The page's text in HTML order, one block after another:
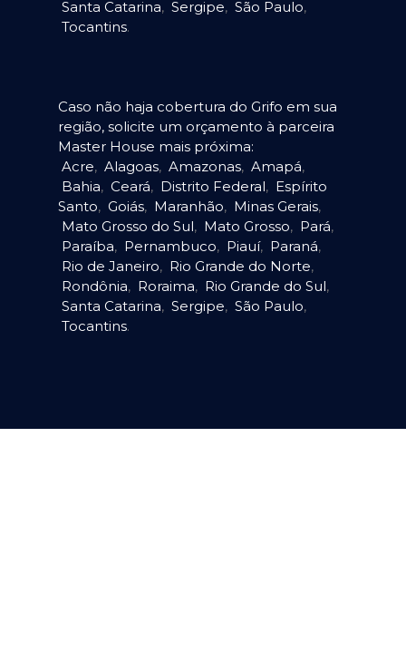
Santa Catarina, Sergipe, São Paulo,
Tocantins.
Caso não haja cobertura do Grifo em sua
região, solicite um orçamento à parceira
Master House mais próxima:
Acre, Alagoas, Amazonas, Amapá,
Bahia, Ceará, Distrito Federal, Espírito
Santo, Goiás, Maranhão, Minas Gerais,
Mato Grosso do Sul, Mato Grosso, Pará,
Paraíba, Pernambuco, Piauí, Paraná,
Rio de Janeiro, Rio Grande do Norte,
Rondônia, Roraima, Rio Grande do Sul,
Santa Catarina, Sergipe, São Paulo,
Tocantins.